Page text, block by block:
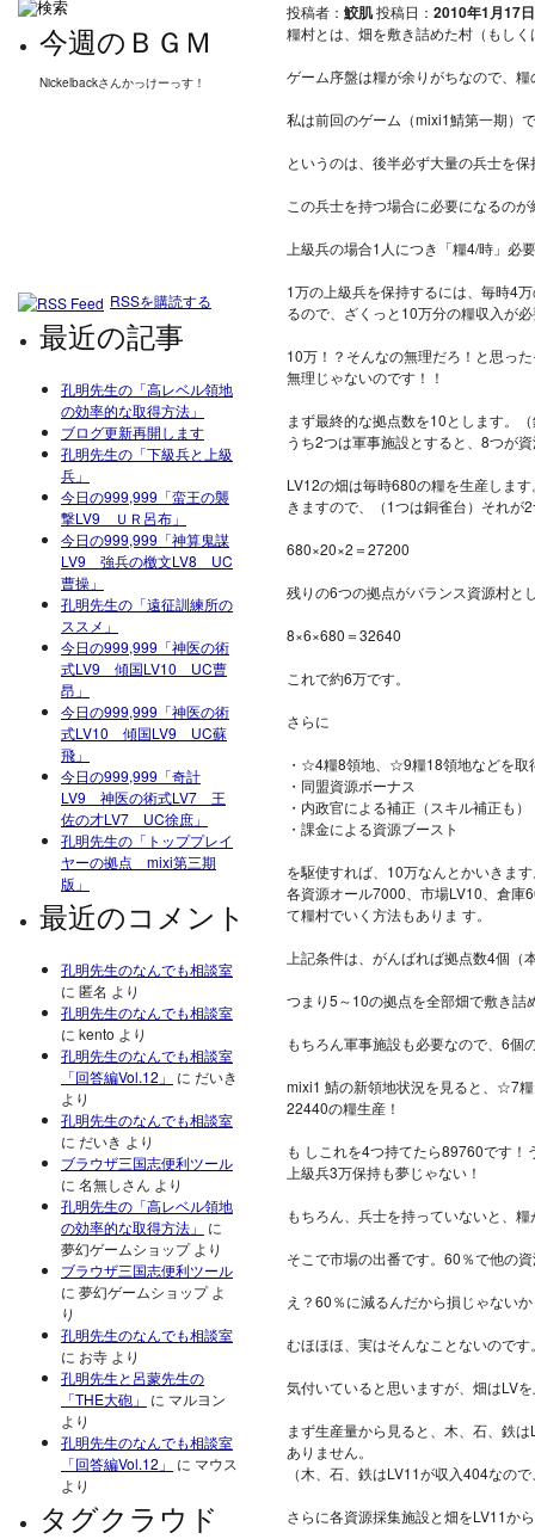
今週のＢＧＭ
Nickelbackさんかっけーっす！
RSSを購読する
最近の記事
孔明先生の「高レベル領地
の効率的な取得方法」
ブログ更新再開します
孔明先生の「下級兵と上級
兵」
今日の999,999「蛮王の襲
撃LV9 ＵＲ呂布」
今日の999,999「神算鬼謀
LV9 強兵の檄文LV8 UC
曹操」
孔明先生の「遠征訓練所の
ススメ」
今日の999,999「神医の術
式LV9 傾国LV10 UC曹
昂」
今日の999,999「神医の術
式LV10 傾国LV9 UC蘇
飛」
今日の999,999「奇計
LV9 神医の術式LV7 王
佐の才LV7 UC徐庶」
孔明先生の「トッププレイ
ヤーの拠点 mixi第三期
版」
最近のコメント
孔明先生のなんでも相談室
に 匿名 より
孔明先生のなんでも相談室
に kento より
孔明先生のなんでも相談室
「回答編Vol.12」
に だいき
より
孔明先生のなんでも相談室
に だいき より
ブラウザ三国志便利ツール
に 名無しさん より
孔明先生の「高レベル領地
の効率的な取得方法」
に
夢幻ゲームショップより
ブラウザ三国志便利ツール
に 夢幻ゲームショップよ
り
孔明先生のなんでも相談室
に お寺 より
孔明先生と呂蒙先生の
「THE大砲」
に マルヨン
より
孔明先生のなんでも相談室
「回答編Vol.12」
に マウス
より
タグクラウド
投稿者： 鮫肌投稿日： 2010年1月17日
糧村とは、畑を敷き詰めた村（もし
ゲーム序盤は糧が余りがちなので、
私は前回のゲーム（mixi1鯖第一期）
というのは、後半必ず大量の兵士を
この兵士を持つ場合に必要になるの
上級兵の場合1人につき「糧4/時」必
1万の上級兵を保持するには、毎時4
るので、ざくっと10万分の糧収入が
10万！？そんなの無理だろ！と思っ
無理じゃないのです！！
まず最終的な拠点数を10とします。
うち2つは軍事施設とすると、8つが
LV12の畑は毎時680の糧を生産しま
きますので、（1つは銅雀台）それが
680×20×2＝27200
残りの6つの拠点がバランス資源村と
8×6×680＝32640
これで約6万です。
さらに
・☆4糧8領地、☆9糧18領地などを取
・同盟資源ボーナス
・内政官による補正（スキル補正も）
・課金による資源ブースト
を駆使すれば、10万なんとかいきま
各資源オール7000、市場LV10、倉庫
て糧村でいく方法もありま す。
上記条件は、がんばれば拠点数4個
つまり5～10の拠点を全部畑で敷き詰
もちろん軍事施設も必要なので、6個
mixi1 鯖の新領地状況を見ると、☆7
22440の糧生産！
も しこれを4つ持てたら89760です！
上級兵3万保持も夢じゃない！
もちろん、兵士を持っていないと、
そこで市場の出番です。60％で他の
え？60％に減るんだから損じゃない
むほほほ、実はそんなことないのです
気付いていると思いますが、畑はLV
まず生産量から見ると、木、石、鉄
ありません。
（木、石、鉄はLV11が収入404なの
さらに各資源採集施設と畑をLV11か